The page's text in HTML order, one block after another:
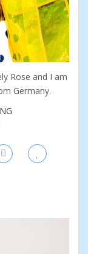
Rose and I am
Germany.